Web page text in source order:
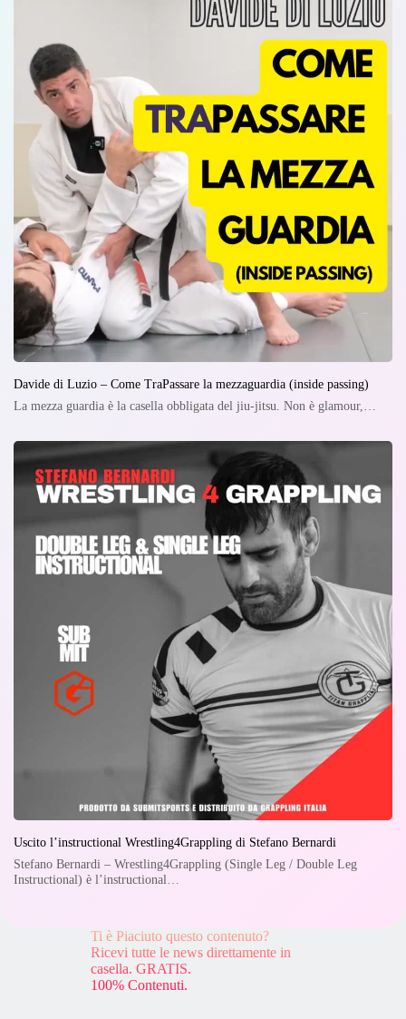
Davide di Luzio – Come TraPassare la mezzaguardia (inside passing)
La mezza guardia è la casella obbligata del jiu-jitsu. Non è glamour,…
Uscito l’instructional Wrestling4Grappling di Stefano Bernardi
Stefano Bernardi – Wrestling4Grappling (Single Leg / Double Leg
Instructional) è l’instructional…
Ti è Piaciuto questo contenuto?
Ricevi tutte le news direttamente in
casella. GRATIS.
100% Contenuti.